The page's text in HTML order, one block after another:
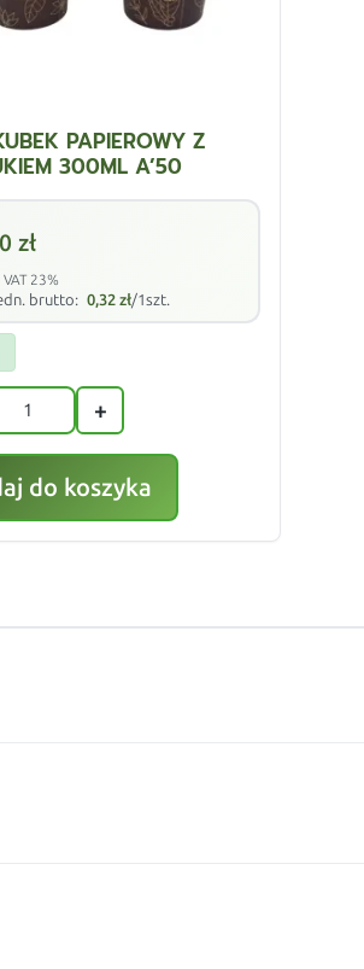
PAPIEROWY Z
300ML A’50
zł
23%
brutto: 0,32zł/1szt.
+
do koszyka